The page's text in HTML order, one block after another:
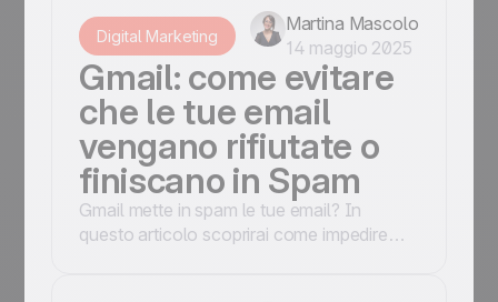
Digital Marketing
Martina Mascolo
14 maggio 2025
Gmail: come evitare
che le tue email
vengano rifiutate o
finiscano in Spam
Gmail mette in spam le tue email? In
questo articolo scoprirai come impedire